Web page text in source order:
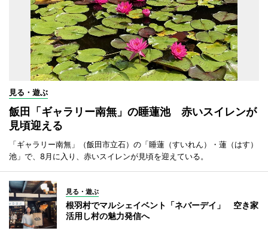
見る・遊ぶ
飯田「ギャラリー南無」の睡蓮池 赤いスイレンが
見頃迎える
「ギャラリー南無」（飯田市立石）の「睡蓮（すいれん）・蓮（はす）
池」で、8月に入り、赤いスイレンが見頃を迎えている。
見る・遊ぶ
根羽村でマルシェイベント「ネバーデイ」 空き家
活用し村の魅力発信へ